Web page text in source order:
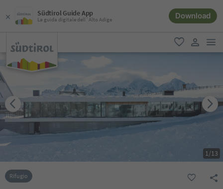
Südtirol Guide App
La guida digitale dell´Alto Adige Download
favoriti
user link
1/13
Rifugio